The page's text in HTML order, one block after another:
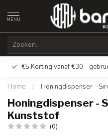
MENU
€5 Korting vanaf €30 –
Home / Honingdispenser -
Honingdispenser -
Kunststof
(0)